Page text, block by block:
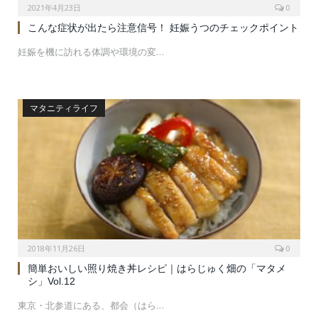
2021年4月23日 0
こんな症状が出たら注意信号！ 妊娠うつのチェックポイント
妊娠を機に訪れる体調や環境の変…
マタニティライフ
2018年11月26日 0
簡単おいしい照り焼き丼レシピ｜はらじゅく畑の「マタメ
シ」Vol.12
東京・北参道にある、都会（はら…